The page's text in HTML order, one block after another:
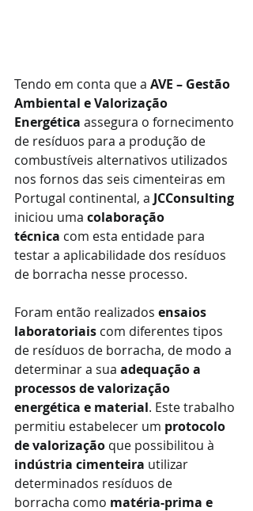
Tendo em conta que a AVE – Gestão
Ambiental e Valorização
Energética assegura o fornecimento
de resíduos para a produção de
combustíveis alternativos utilizados
nos fornos das seis cimenteiras em
Portugal continental, a JCConsulting
iniciou uma colaboração
técnica com esta entidade para
testar a aplicabilidade dos resíduos
de borracha nesse processo.
Foram então realizados ensaios
laboratoriais com diferentes tipos
de resíduos de borracha, de modo a
determinar a sua adequação a
processos de valorização
energética e material. Este trabalho
permitiu estabelecer um protocolo
de valorização que possibilitou à
indústria cimenteira utilizar
determinados resíduos de
borracha como matéria-prima e